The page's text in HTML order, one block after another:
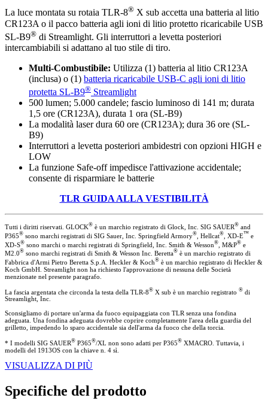
La luce montata su rotaia TLR-8® X sub accetta una batteria al litio
CR123A o il pacco batteria agli ioni di litio protetto ricaricabile USB
SL-B9® di Streamlight. Gli interruttori a levetta posteriori
intercambiabili si adattano al tuo stile di tiro.
Multi-Combustibile: Utilizza (1) batteria al litio CR123A
(inclusa) o (1) batteria ricaricabile USB-C agli ioni di litio
protetta SL-B9® Streamlight
500 lumen; 5.000 candele; fascio luminoso di 141 m; durata
1,5 ore (CR123A), durata 1 ora (SL-B9)
La modalità laser dura 60 ore (CR123A); dura 36 ore (SL-
B9)
Interruttori a levetta posteriori ambidestri con opzioni HIGH e
LOW
La funzione Safe-off impedisce l'attivazione accidentale;
consente di risparmiare le batterie
TLR GUIDA ALLA VESTIBILITÀ
Tutti i diritti riservati. GLOCK® è un marchio registrato di Glock, Inc. SIG SAUER® and
P365® sono marchi registrati di SIG Sauer, Inc. Springfield Armory® , Hellcat® , XD-E™ e
XD-S® sono marchi o marchi registrati di Springfield, Inc. Smith & Wesson® , M&P® e
M2.0® sono marchi registrati di Smith & Wesson Inc. Beretta® è un marchio registrato di
Fabbrica d'Armi Pietro Beretta S.p.A. Heckler & Koch® è un marchio registrato di Heckler &
Koch GmbH. Streamlight non ha richiesto l'approvazione di nessuna delle Società
menzionate nel presente paragrafo.
La fascia argentata che circonda la testa della TLR-8® X sub è un marchio registrato ® di
Streamlight, Inc.
Sconsigliamo di portare un'arma da fuoco equipaggiata con TLR senza una fondina
adeguata. Una fondina adeguata dovrebbe coprire completamente l'area della guardia del
grilletto, impedendo lo sparo accidentale sia dell'arma da fuoco che della torcia.
* I modelli SIG SAUER® P365®/XL non sono adatti per P365® XMACRO. Tuttavia, i
modelli del 1913OS con la chiave n. 4 sì.
VISUALIZZA DI PIÙ
Specifiche del prodotto